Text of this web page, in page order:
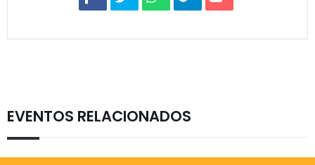
EVENTOS RELACIONADOS